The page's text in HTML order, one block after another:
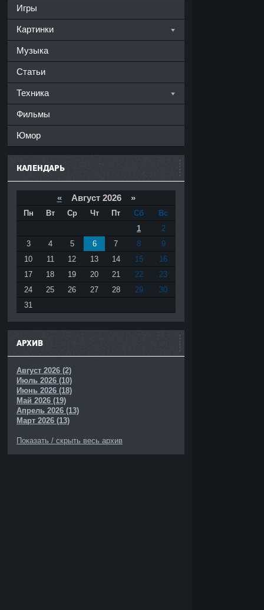
Игры
Картинки
Музыка
Статьи
Техника
Фильмы
Юмор
КАЛЕНДАРЬ
«Август 2026 »
Пн Вт Ср Чт Пт Сб
Вс
1
2
3
4 5 6 7 8
9
10
11 12 13 14 15
16
17
18 19 20 21 22
23
24
25 26 27 28 29
30
31
АРХИВ
Август 2026 (2)
Июль 2026 (10)
Июнь 2026 (18)
Май 2026 (19)
Апрель 2026 (13)
Март 2026 (13)
Показать / скрыть весь архив